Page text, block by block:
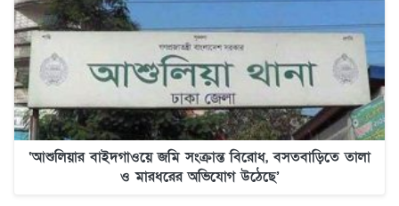
‘আশুলিয়ার বাইদগাওয়ে জমি সংক্রান্ত বিরোধ, বসতবাড়িতে তালা
ও মারধরের অভিযোগ উঠেছে’